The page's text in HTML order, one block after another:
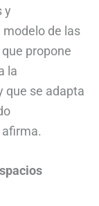
y
de las
propone
la
que se adapta